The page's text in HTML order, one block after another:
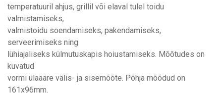
temperatuuril ahjus, grillil või elaval tulel toidu
valmistamiseks,
valmistoidu soendamiseks, pakendamiseks,
serveerimiseks ning
lühiajaliseks külmutuskapis hoiustamiseks. Mõõtudes on
kuvatud
vormi ülaääre välis- ja sisemõõte. Põhja mõõdud on
161x96mm.